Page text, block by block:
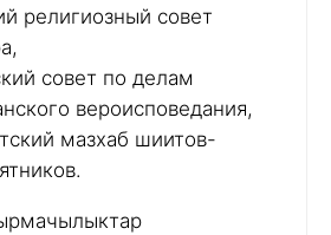
религиозный совет
совет по делам
вероисповедания,
мазхаб шиитов-